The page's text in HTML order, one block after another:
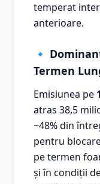
temperat
anterioare.
🔹
Termen
Emisiunea pe
atras 38,5
~48% din
pentru
pe termen
și în condiții